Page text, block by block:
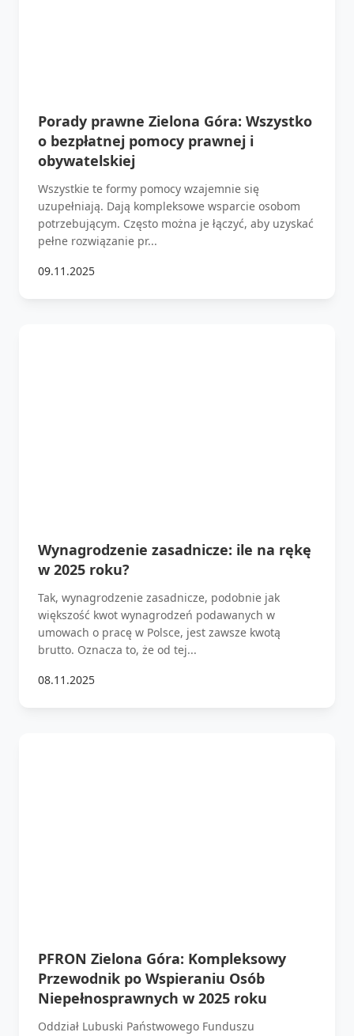
Porady prawne Zielona Góra: Wszystko
o bezpłatnej pomocy prawnej i
obywatelskiej
Wszystkie te formy pomocy wzajemnie się
uzupełniają. Dają kompleksowe wsparcie osobom
potrzebującym. Często można je łączyć, aby uzyskać
pełne rozwiązanie pr...
09.11.2025
Wynagrodzenie zasadnicze: ile na rękę
w 2025 roku?
Tak, wynagrodzenie zasadnicze, podobnie jak
większość kwot wynagrodzeń podawanych w
umowach o pracę w Polsce, jest zawsze kwotą
brutto. Oznacza to, że od tej...
08.11.2025
PFRON Zielona Góra: Kompleksowy
Przewodnik po Wspieraniu Osób
Niepełnosprawnych w 2025 roku
Oddział Lubuski Państwowego Funduszu